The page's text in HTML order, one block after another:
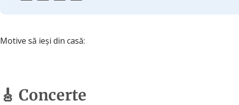
Motive să ieși din casă:
🎸 Concerte